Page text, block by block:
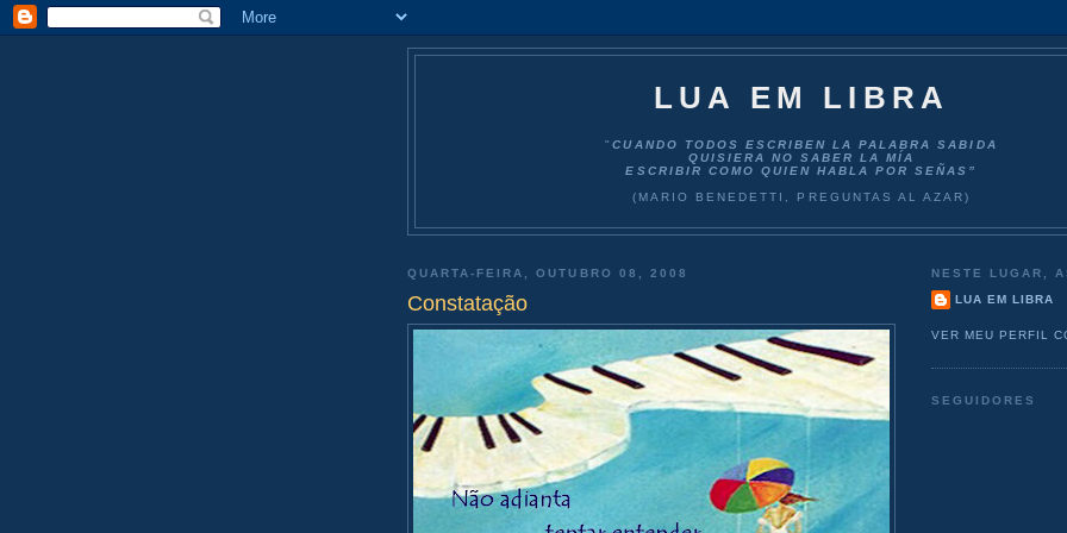
LUA EM LIBRA
"CUANDO TODOS ESCRIBEN LA PALABRA SABIDA
QUISIERA NO SABER LA MÍA
ESCRIBIR COMO QUIEN HABLA POR SEÑAS”
(MARIO BENEDETTI, PREGUNTAS AL AZAR)
QUARTA-FEIRA, OUTUBRO 08, 2008
Constatação
NESTE LUGAR,
LUA EM LIBRA
VER MEU PERFIL
SEGUIDORES